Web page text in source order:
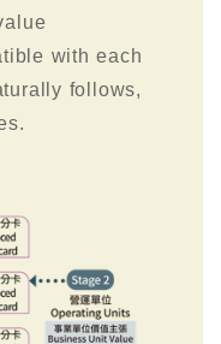
with each
follows,